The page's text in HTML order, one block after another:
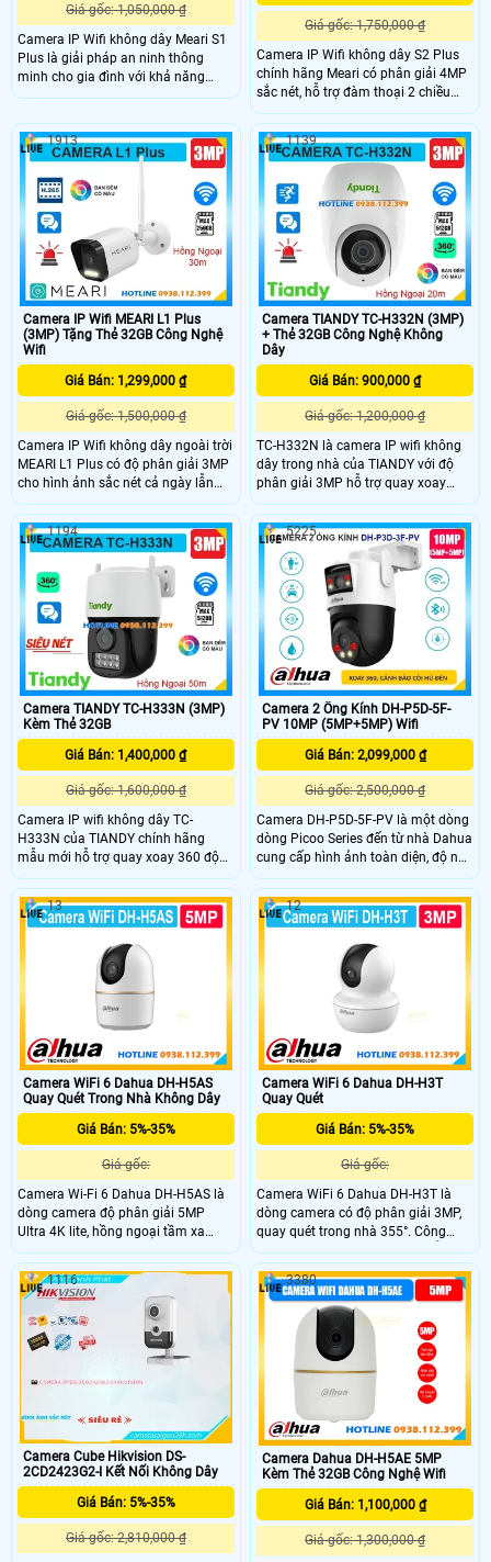
Giá gốc: 1,050,000 ₫
Camera IP Wifi không dây Meari S1
Plus là giải pháp an ninh thông
minh cho gia đình với khả năng
quay xoay 360 độ có độ phân giải
ngoại ban đêm 10m, đàm thoại hai
chiều, theo dõi chuyển động tự động
và nhận dạng cơ thể người chính
xác. Ngoài ra, camera còn tích hợp
còi hú báo động và khe thẻ nhớ lên
đến 256GB đảm bảo lưu trữ dài lâu.
Giá gốc: 1,750,000 ₫
Camera IP Wifi không dây S2 Plus
chính hãng Meari có phân giải 4MP
sắc nét, hỗ trợ đàm thoại 2 chiều
tiện lợi và còi hú báo động thông
minh. Được trang bị hồng ngoại tầm
nhìn xa 30m, đèn LED có màu ban
đêm lên đến 20m, giúp quan sát rõ
ràng cả ngày lẫn đêm. Ngoài ra,
camera còn tích hợp khe cắm thẻ
nhớ lên đến 256GB và tính năng
phát hiện chuyển động, đảm bảo an
ninh cho ngôi nhà bạn.
Camera IP Wifi MEARI L1 Plus
(3MP) Tặng Thẻ 32GB Công Nghệ
Wifi
Giá Bán: 1,299,000 ₫
Giá gốc: 1,500,000 ₫
Camera IP Wifi không dây ngoài trời
MEARI L1 Plus có độ phân giải 3MP
cho hình ảnh sắc nét cả ngày lẫn
đêm với hồng ngoại 30m và đèn trợ
sáng ban đêm có màu trong phạm
vi 20m. Camera hỗ trợ đàm thoại 2
chiều, khe thẻ nhớ lên đến 256GB và
còi hú báo động tiện lợi. Với chuẩn
chống nước IP66, camera hoạt động
bền bỉ trong mọi điều kiện thời tiết.
1913
Camera TIANDY TC-H332N (3MP)
+ Thẻ 32GB Công Nghệ Không
Dây
Giá Bán: 900,000 ₫
Giá gốc: 1,200,000 ₫
TC-H332N là camera IP wifi không
dây trong nhà của TIANDY với độ
phân giải 3MP hỗ trợ quay xoay
360° linh hoạt. Camera tích hợp
hồng ngoại tầm xa 20m, đèn ánh
sáng trắng cho hình ảnh màu sắc rõ
nét (Color Maker) cả trong đêm,
cùng tính năng đàm thoại hai chiều
tiện lợi. Ngoài ra, camera còn hỗ trợ
khe cắm thẻ nhớ lên đến 512GB và
phát hiện người thông minh kèm
cảnh báo tức thì.
1139
Camera TIANDY TC-H333N (3MP)
Kèm Thẻ 32GB
Giá Bán: 1,400,000 ₫
Giá gốc: 1,600,000 ₫
Camera IP wifi không dây TC-
H333N của TIANDY chính hãng
mẫu mới hỗ trợ quay xoay 360 độ
với độ phân giải 3MP sắc nét.
Camera được trang bị hồng ngoại
tầm xa 50m, đèn ánh sáng trắng
cho hình ảnh Color Maker sống
động cả ngày lẫn đêm. Ngoài ra,
camera còn hỗ trợ đàm thoại hai
chiều có khe cắm thẻ nhớ lên đến
512GB và đạt chuẩn chống nước
IP66, phù hợp lắp đặt ngoài trời.
1194
Camera 2 Ống Kính DH-P5D-5F-
PV 10MP (5MP+5MP) Wifi
Giá Bán: 2,099,000 ₫
Giá gốc: 2,500,000 ₫
Camera DH-P5D-5F-PV là một dòng
dòng Picoo Series đến từ nhà Dahua
cung cấp hình ảnh toàn diện, độ nét
cao với trang bị 2 ống kính trên
cùng 1 chiếc camera, hỗ trợ trò
chuyện 2 chiều, cung cấp hình ảnh
ban đêm có màu sắc rõ ràng chân
thực và đặc biệt là công nghệ AI
phát hiện người phương tiện chính
xác, đảm bảo an ninh hiệu quả
5225
Camera WiFi 6 Dahua DH-H5AS
Quay Quét Trong Nhà Không Dây
Giá Bán: 5%-35%
Giá gốc:
Camera Wi-Fi 6 Dahua DH-H5AS là
dòng camera độ phân giải 5MP
Ultra 4K lite, hồng ngoại tầm xa
20m và led ấm thu hình có màu
10m cùng chế độ chiếu sáng kép
thông minh. Hỗ trợ quay quét 0° đến
355° Công nghệ AI thông minh phát
hiện chuyển động.
13
Camera WiFi 6 Dahua DH-H3T
Quay Quét
Giá Bán: 5%-35%
Giá gốc:
Camera WiFi 6 Dahua DH-H3T là
dòng camera có độ phân giải 3MP,
quay quét trong nhà 355°. Công
nghệ AI phát hiện người, chuyển
động và âm thanh bất thường, Auto
Tracking, đàm thoại hai chiều, hồng
ngoại tầm xa 10m, hỗ trợ thẻ nhớ
256GB, ONVIF và quản lý từ xa qua
ứng dụng DMSS.
12
Camera Cube Hikvision DS-
2CD2423G2-I Kết Nối Không Dây
Giá Bán: 5%-35%
Giá gốc: 2,810,000 ₫
1116
Camera Dahua DH-H5AE 5MP
Kèm Thẻ 32GB Công Nghệ Wifi
Giá Bán: 1,100,000 ₫
Giá gốc: 1,300,000 ₫
3380